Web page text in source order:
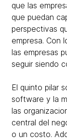
que las
que puedan
perspectivas
empresa. Con
las empresas
seguir siendo
El quinto pilar
software y la
las
central del
o un costo.